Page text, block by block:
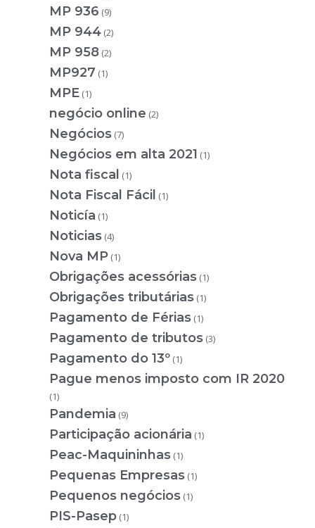
MP 936 (9)
MP 944 (2)
MP 958 (2)
MP927 (1)
MPE (1)
negócio online (2)
Negócios (7)
Negócios em alta 2021 (1)
Nota fiscal (1)
Nota Fiscal Fácil (1)
Noticía (1)
Noticias (4)
Nova MP (1)
Obrigações acessórias (1)
Obrigações tributárias (1)
Pagamento de Férias (1)
Pagamento de tributos (3)
Pagamento do 13º (1)
Pague menos imposto com IR 2020
(1)
Pandemia (9)
Participação acionária (1)
Peac-Maquininhas (1)
Pequenas Empresas (1)
Pequenos negócios (1)
PIS-Pasep (1)